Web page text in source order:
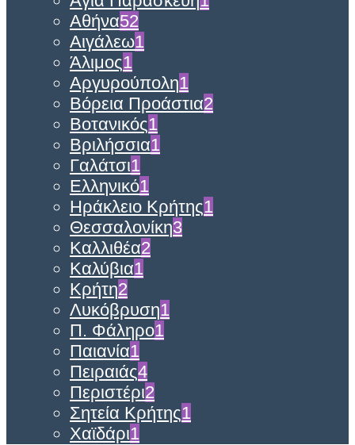
Αθήνα52
Αιγάλεω1
Άλιμος1
Αργυρούπολη1
Βόρεια Προάστια2
Βοτανικός1
Βριλήσσια1
Γαλάτσι1
Ελληνικό1
Ηράκλειο Κρήτης1
Θεσσαλονίκη3
Καλλιθέα2
Καλύβια1
Κρήτη2
Λυκόβρυση1
Π. Φάληρο1
Παιανία1
Πειραιάς4
Περιστέρι2
Σητεία Κρήτης1
Χαϊδάρι1